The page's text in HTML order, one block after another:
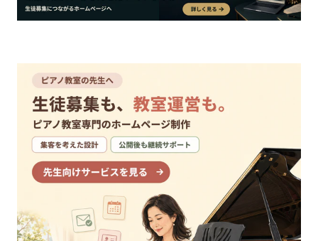
e
o
o
k
er